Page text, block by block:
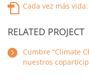
Cada vez más
RELATED PROJECT
Cumbre “Climate
nuestros